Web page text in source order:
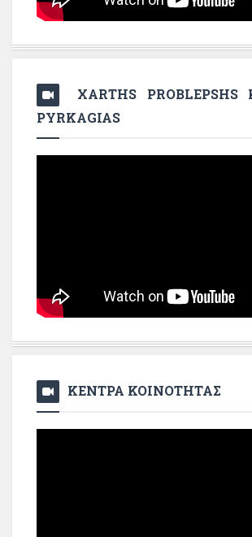
XARTHS PROBLEPSHS
PYRKAGIAS
ΚΕΝΤΡΑ ΚΟΙΝΟΤΗΤΑΣ